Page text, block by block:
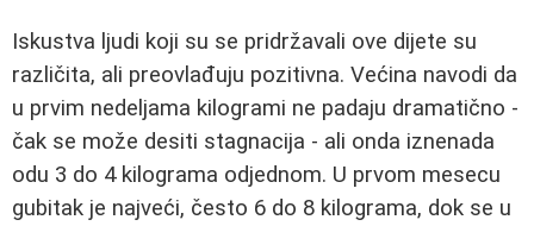
Iskustva ljudi koji su se pridržavali ove dijete su
različita, ali preovlađuju pozitivna. Većina navodi da
u prvim nedeljama kilogrami ne padaju dramatično -
čak se može desiti stagnacija - ali onda iznenada
odu 3 do 4 kilograma odjednom. U prvom mesecu
gubitak je najveći, često 6 do 8 kilograma, dok se u